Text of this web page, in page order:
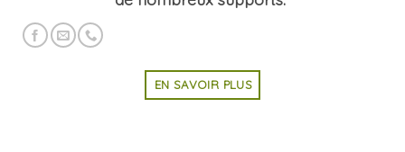
EN SAVOIR PLUS